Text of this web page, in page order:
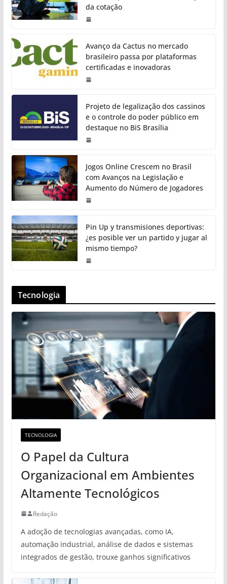
da cotação
Avanço da Cactus no mercado
brasileiro passa por plataformas
certificadas e inovadoras
Projeto de legalização dos cassinos
e o controle do poder público em
destaque no BiS Brasília
Jogos Online Crescem no Brasil
com Avanços na Legislação e
Aumento do Número de Jogadores
Pin Up y transmisiones deportivas:
¿es posible ver un partido y jugar al
mismo tiempo?
Tecnologia
TECNOLOGIA
O Papel da Cultura
Organizacional em Ambientes
Altamente Tecnológicos
Redação
A adoção de tecnologias avançadas, como IA,
automação industrial, análise de dados e sistemas
integrados de gestão, trouxe ganhos significativos